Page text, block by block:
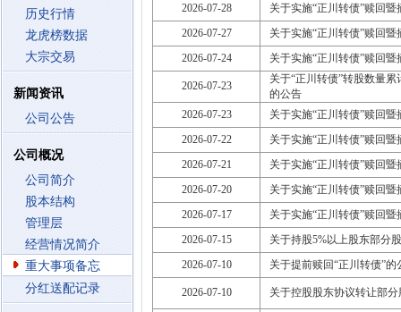
历史行情
龙虎榜数据
大宗交易
新闻资讯
公司公告
公司概况
公司简介
股本结构
管理层
经营情况简介
重大事项备忘
分红送配记录
2026-07-28
关于实施“正川转债”赎回
2026-07-27
关于实施“正川转债”赎回
2026-07-24
关于实施“正川转债”赎回
2026-07-23
关于“正川转债”转股数量
的公告
2026-07-23
关于实施“正川转债”赎回
2026-07-22
关于实施“正川转债”赎回
2026-07-21
关于实施“正川转债”赎回
2026-07-20
关于实施“正川转债”赎回
2026-07-17
关于实施“正川转债”赎回暨
2026-07-15
关于持股5%以上股东部分
2026-07-10
关于提前赎回“正川转债”的
2026-07-10 关于控股股东协议转让部